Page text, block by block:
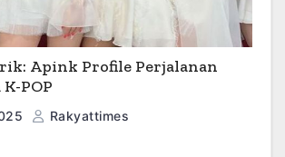
Apink Profile Perjalanan
POP
Rakyattimes